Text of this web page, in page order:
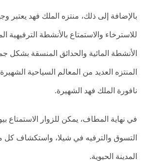
بالإضافة إلى ذلك، منتزه الملك فهد يعتبر
للاسترخاء والاستمتاع بالأنشطة الترفيهية
الأنشطة المائية والحدائق المنسقة بشكل
المنتزه العديد من المعالم السياحية
نافورة الملك فهد الشهيرة.
في نهاية المطاف، يمكن للزوار الاستمتاع
التسوق والترفيه في شيلا، واستكشاف كل
المدينة الحيوية.